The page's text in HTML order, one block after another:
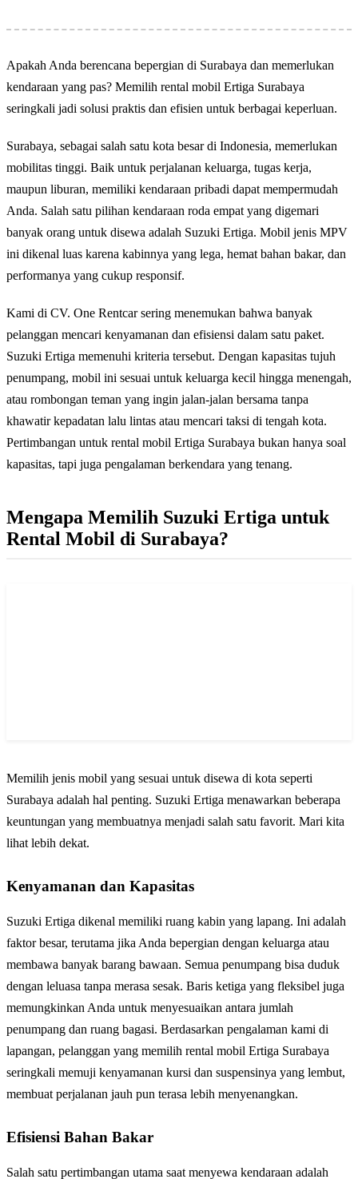
Apakah Anda berencana bepergian di Surabaya dan memerlukan
kendaraan yang pas? Memilih rental mobil Ertiga Surabaya
seringkali jadi solusi praktis dan efisien untuk berbagai keperluan.
Surabaya, sebagai salah satu kota besar di Indonesia, memerlukan
mobilitas tinggi. Baik untuk perjalanan keluarga, tugas kerja,
maupun liburan, memiliki kendaraan pribadi dapat mempermudah
Anda. Salah satu pilihan kendaraan roda empat yang digemari
banyak orang untuk disewa adalah Suzuki Ertiga. Mobil jenis MPV
ini dikenal luas karena kabinnya yang lega, hemat bahan bakar, dan
performanya yang cukup responsif.
Kami di CV. One Rentcar sering menemukan bahwa banyak
pelanggan mencari kenyamanan dan efisiensi dalam satu paket.
Suzuki Ertiga memenuhi kriteria tersebut. Dengan kapasitas tujuh
penumpang, mobil ini sesuai untuk keluarga kecil hingga menengah,
atau rombongan teman yang ingin jalan-jalan bersama tanpa
khawatir kepadatan lalu lintas atau mencari taksi di tengah kota.
Pertimbangan untuk rental mobil Ertiga Surabaya bukan hanya soal
kapasitas, tapi juga pengalaman berkendara yang tenang.
Mengapa Memilih Suzuki Ertiga untuk
Rental Mobil di Surabaya?
Memilih jenis mobil yang sesuai untuk disewa di kota seperti
Surabaya adalah hal penting. Suzuki Ertiga menawarkan beberapa
keuntungan yang membuatnya menjadi salah satu favorit. Mari kita
lihat lebih dekat.
Kenyamanan dan Kapasitas
Suzuki Ertiga dikenal memiliki ruang kabin yang lapang. Ini adalah
faktor besar, terutama jika Anda bepergian dengan keluarga atau
membawa banyak barang bawaan. Semua penumpang bisa duduk
dengan leluasa tanpa merasa sesak. Baris ketiga yang fleksibel juga
memungkinkan Anda untuk menyesuaikan antara jumlah
penumpang dan ruang bagasi. Berdasarkan pengalaman kami di
lapangan, pelanggan yang memilih rental mobil Ertiga Surabaya
seringkali memuji kenyamanan kursi dan suspensinya yang lembut,
membuat perjalanan jauh pun terasa lebih menyenangkan.
Efisiensi Bahan Bakar
Salah satu pertimbangan utama saat menyewa kendaraan adalah